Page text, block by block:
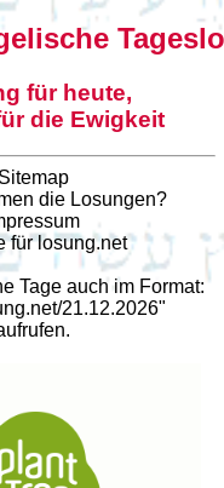
für heute,
die Ewigkeit
Sitemap
die Losungen?
für losung.net
Tage auch im Format:
21.12.2026"